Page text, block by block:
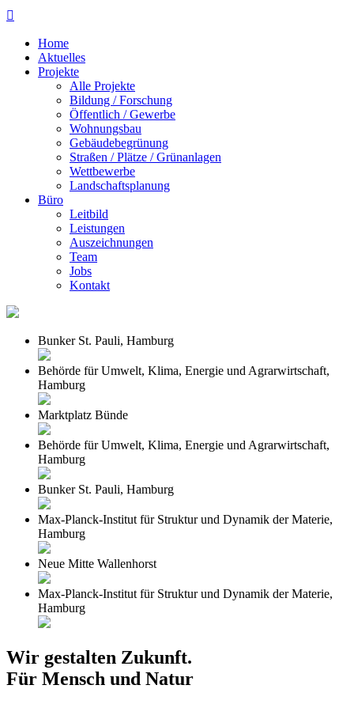

Home
Aktuelles
Projekte
Alle Projekte
Bildung / Forschung
Öffentlich / Gewerbe
Wohnungsbau
Gebäudebegrünung
Straßen / Plätze / Grünanlagen
Wettbewerbe
Landschaftsplanung
Büro
Leitbild
Leistungen
Auszeichnungen
Team
Jobs
Kontakt
Bunker St. Pauli, Hamburg
Behörde für Umwelt, Klima, Energie und Agrarwirtschaft,
Hamburg
Marktplatz Bünde
Behörde für Umwelt, Klima, Energie und Agrarwirtschaft,
Hamburg
Bunker St. Pauli, Hamburg
Max-Planck-Institut für Struktur und Dynamik der Materie,
Hamburg
Neue Mitte Wallenhorst
Max-Planck-Institut für Struktur und Dynamik der Materie,
Hamburg
Wir gestalten Zukunft.
Für Mensch und Natur